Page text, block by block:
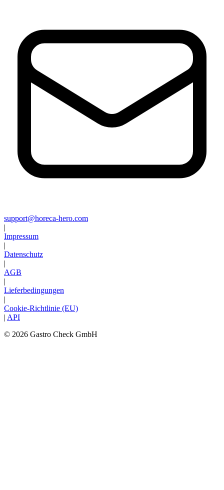
support@horeca-hero.com
|
Impressum
|
Datenschutz
|
AGB
|
Lieferbedingungen
|
Cookie-Richtlinie (EU)
| API
© 2026 Gastro Check GmbH